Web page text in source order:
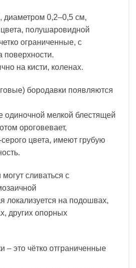
диаметром 0,2–0,5 см,
полушаровидной
ограниченные, с
поверхности.
на кисти, коленах.
бородавки появляются
одиночной мелкой блестящей
ороговевает,
цвета, имеют грубую
сливаться с
локализуется на подошвах,
других опорных
– это чётко отграниченные